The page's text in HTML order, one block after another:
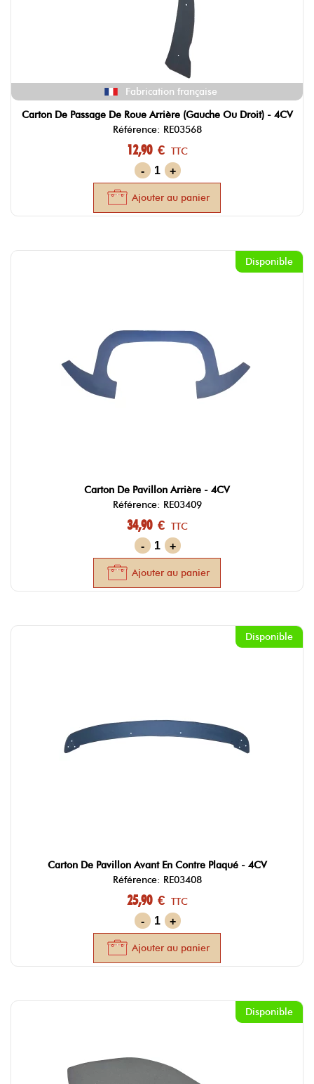
Fabrication française
Carton De Passage De Roue Arrière (gauche Ou Droit) - 4CV
Référence: RE03568
12,90 € TTC
-
+
Ajouter au panier
Disponible
Carton De Pavillon Arrière - 4CV
Référence: RE03409
34,90 € TTC
-
+
Ajouter au panier
Disponible
Carton De Pavillon Avant En Contre Plaqué - 4CV
Référence: RE03408
25,90 € TTC
-
+
Ajouter au panier
Disponible